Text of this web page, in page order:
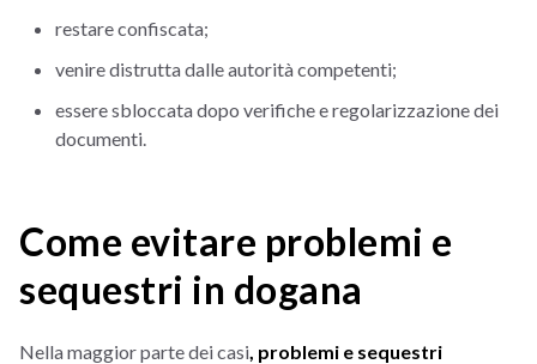
restare confiscata;
venire distrutta dalle autorità competenti;
essere sbloccata dopo verifiche e regolarizzazione dei
documenti.
Come evitare problemi e
sequestri in dogana
Nella maggior parte dei casi, problemi e sequestri